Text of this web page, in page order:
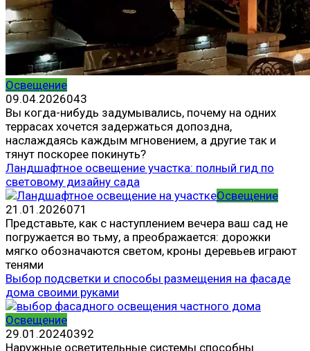
Освещение
09.04.2026043
Вы когда-нибудь задумывались, почему на одних
террасах хочется задержаться допоздна,
наслаждаясь каждым мгновением, а другие так и
тянут поскорее покинуть?
Ландшафтное освещение участка: полный гид по
световому дизайну сада
Освещение
21.01.2026071
Представьте, как с наступлением вечера ваш сад не
погружается во тьму, а преображается: дорожки
мягко обозначаются светом, кроны деревьев играют
тенями
Выбор подсветки и способы размещения на фасаде
дома своими руками
Освещение
29.01.20240392
Наружные осветительные системы способны